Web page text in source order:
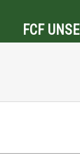
FCF UNSE